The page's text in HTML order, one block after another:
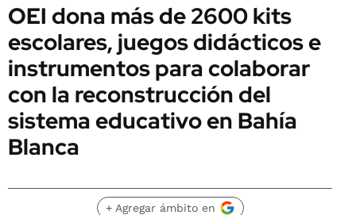
OEI dona más de 2600 kits
escolares, juegos didácticos e
instrumentos para colaborar
con la reconstrucción del
sistema educativo en Bahía
Blanca
+ Agregar ámbito en